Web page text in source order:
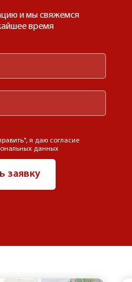
и мы свяжемся
время
я даю согласие
данных
заявку